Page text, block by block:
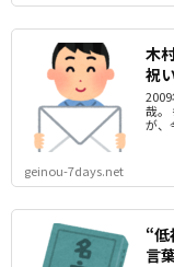
木
祝
哉。
が、
geinou-7days.net
“
言